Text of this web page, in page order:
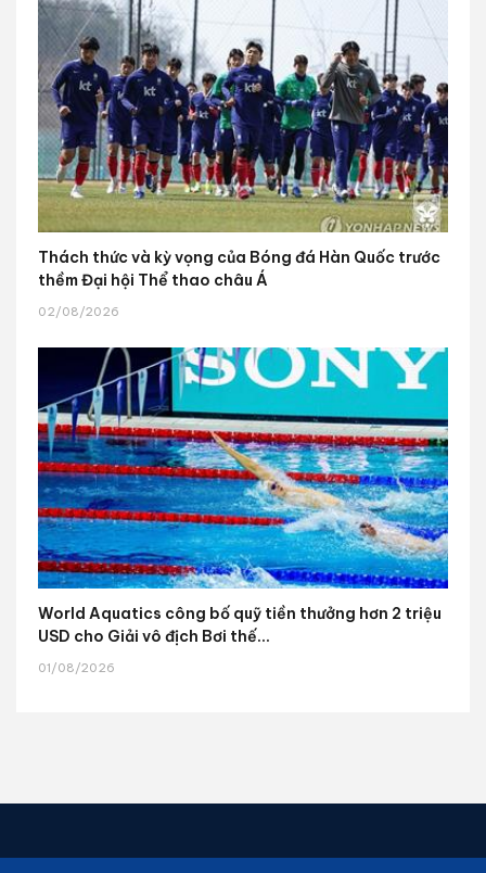
Thách thức và kỳ vọng của Bóng đá Hàn Quốc trước
thềm Đại hội Thể thao châu Á
02/08/2026
World Aquatics công bố quỹ tiền thưởng hơn 2 triệu
USD cho Giải vô địch Bơi thế...
01/08/2026